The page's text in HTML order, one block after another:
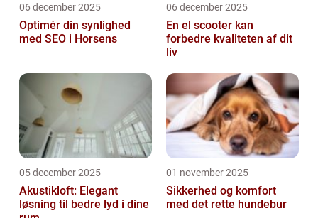
06 december 2025
Optimér din synlighed
med SEO i Horsens
06 december 2025
En el scooter kan
forbedre kvaliteten af dit
liv
05 december 2025
Akustikloft: Elegant
løsning til bedre lyd i dine
01 november 2025
Sikkerhed og komfort
med det rette hundebur